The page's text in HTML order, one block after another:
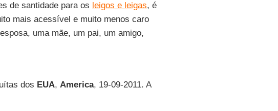
de santidade para os leigos e leigas, é
mais acessível e muito menos caro
uma mãe, um pai, um amigo,
dos EUA, America, 19-09-2011. A